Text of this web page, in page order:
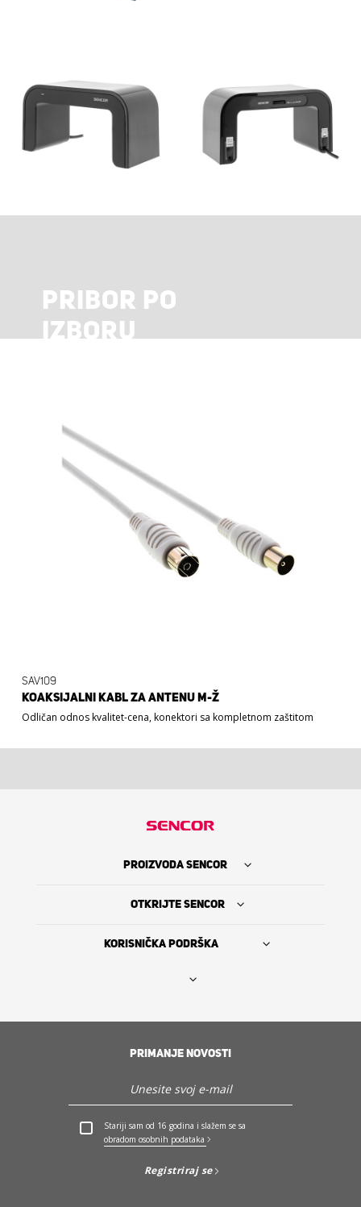
PRIBOR PO
IZBORU
SAV109
KOAKSIJALNI KABL ZA ANTENU M-Ž
Odličan odnos kvalitet-cena, konektori sa kompletnom zaštitom
3,29 €
PROIZVODA SENCOR
OTKRIJTE SENCOR
KORISNIČKA PODRŠKA
PRIMANJE NOVOSTI
Stariji sam od 16 godina i slažem se sa
obradom osobnih podataka
Registriraj se